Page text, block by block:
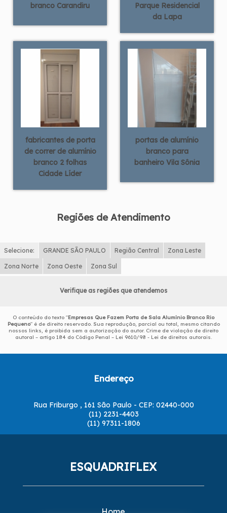
branco Carandiru
Parque Residencial
da Lapa
fabricantes de porta
de correr de alumínio
branco 2 folhas
Cidade Líder
portas de alumínio
branco para
banheiro Vila Sônia
Regiões de Atendimento
Selecione: GRANDE SÃO PAULO Região Central Zona Leste
Zona Norte Zona Oeste Zona Sul
Verifique as regiões que atendemos
O conteúdo do texto "Empresas Que Fazem Porta de Sala Alumínio Branco Rio
Pequeno" é de direito reservado. Sua reprodução, parcial ou total, mesmo citando
nossos links, é proibida sem a autorização do autor. Crime de violação de direito
autoral – artigo 184 do Código Penal – Lei 9610/98 - Lei de direitos autorais
Endereço
Rua Friburgo , 161 São Paulo - CEP: 02440-000
(11) 2231-4403
(11) 97311-1806
ESQUADRIFLEX